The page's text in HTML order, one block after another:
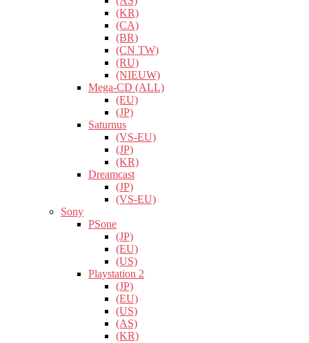
(KR)
(CA)
(BR)
(CN TW)
(RU)
(NIEUW)
Mega-CD (ALL)
(EU)
(JP)
Saturnus
(VS-EU)
(JP)
(KR)
Dreamcast
(JP)
(VS-EU)
Sony
PSone
(JP)
(EU)
(US)
Playstation 2
(JP)
(EU)
(US)
(AS)
(KR)